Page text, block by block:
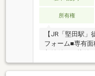
所有権
【JR「堅田駅」
フォーム■専有面
ーゼット完備で